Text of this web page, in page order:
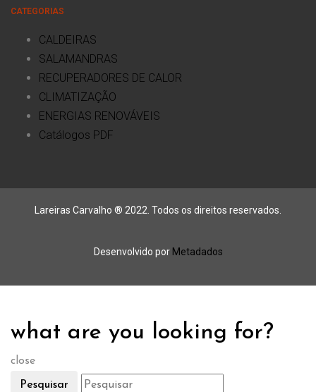
CATEGORIAS
CALDEIRAS
SALAMANDRAS
RECUPERADORES DE CALOR
CLIMATIZAÇÃO
ENERGIAS RENOVÁVEIS
Catálogos PDF
Lareiras Carvalho ® 2022. Todos os direitos reservados.
Desenvolvido por Metadados
what are you looking for?
close
Pesquisar